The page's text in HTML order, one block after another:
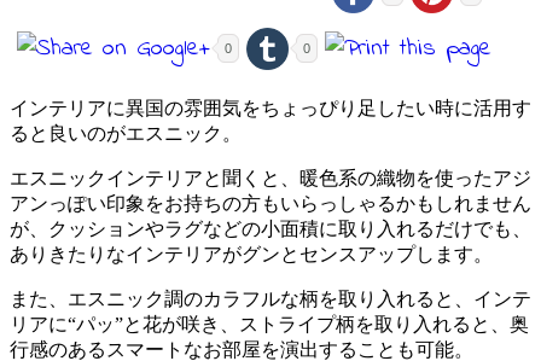
0 0
インテリアに異国の雰囲気をちょっぴり足したい時に活用す
ると良いのがエスニック。
エスニックインテリアと聞くと、暖色系の織物を使ったアジ
アンっぽい印象をお持ちの方もいらっしゃるかもしれません
が、クッションやラグなどの小面積に取り入れるだけでも、
ありきたりなインテリアがグンとセンスアップします。
また、エスニック調のカラフルな柄を取り入れると、インテ
リアに“パッ”と花が咲き、ストライプ柄を取り入れると、奥
行感のあるスマートなお部屋を演出することも可能。